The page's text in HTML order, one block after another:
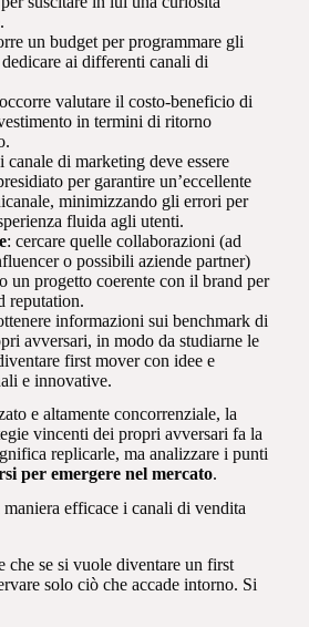
un budget per programmare gli
ai differenti canali di
valutare il costo-beneficio di
in termini di ritorno
canale di marketing deve essere
per garantire un’eccellente
minimizzando gli errori per
fluida agli utenti.
: cercare quelle collaborazioni (ad
o possibili aziende partner)
un progetto coerente con il brand per
reputation.
informazioni sui benchmark di
avversari, in modo da studiarne le
first mover con idee e
e innovative.
e altamente concorrenziale, la
vincenti dei propri avversari fa la
replicarle, ma analizzare i punti
per emergere nel mercato.
efficace i canali di vendita
che se si vuole diventare un first
solo ciò che accade intorno. Si